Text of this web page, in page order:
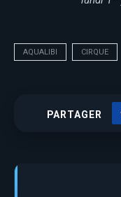
AQUALIBI CIRQUE
PARTAGER